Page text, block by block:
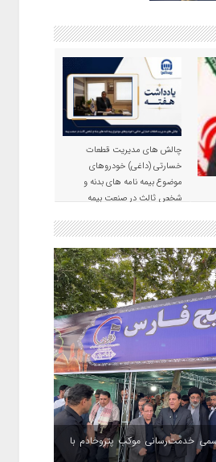
۱۴۰۵ کامل می
چالش های مدیریت قطعات
خسارتی (داغی) خودروهای
موضوع بیمه نامه های بدنه و
شخص ثالث در صنعت بیمه
خدمت‌رسانی موکب پتروخادم با